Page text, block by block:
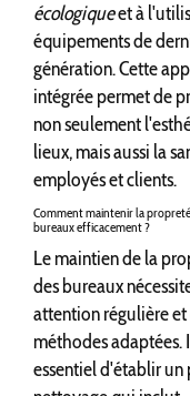
écologiqueet à
équipements de
génération. Cette
intégrée permet de
non seulement
lieux, mais aussi la
employés et clients.
Comment maintenir la
bureaux efficacement ?
Le maintien de la
des bureaux
attention régulière et
méthodes adaptées.
essentiel d'établir un